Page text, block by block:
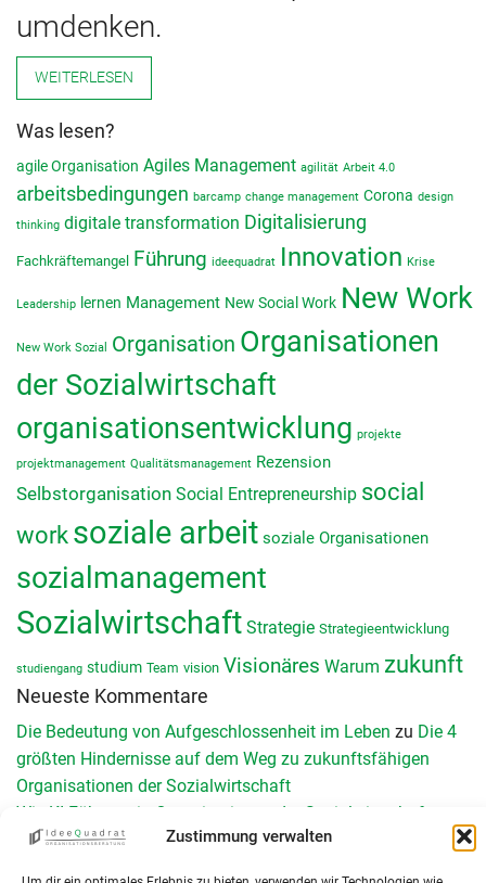
Zustimmung verwalten
umdenken.
WEITERLESEN
Was lesen?
agile Organisation Agiles Management agilität Arbeit 4.0
arbeitsbedingungen barcamp change management Corona design
thinking digitale transformation Digitalisierung
Fachkräftemangel Führung ideequadrat Innovation Krise
Leadership lernen Management New Social Work New Work
New Work Sozial Organisation Organisationen
der Sozialwirtschaft
organisationsentwicklung projekte
projektmanagement Qualitätsmanagement Rezension
Selbstorganisation Social Entrepreneurship social
work soziale arbeit soziale Organisationen
sozialmanagement
Sozialwirtschaft Strategie Strategieentwicklung
studiengang studium Team vision Visionäres Warum zukunft
Neueste Kommentare
Die Bedeutung von Aufgeschlossenheit im Leben zu Die 4
größten Hindernisse auf dem Weg zu zukunftsfähigen
Organisationen der Sozialwirtschaft
Wie KI Führung in Organisationen der Sozialwirtschaft
verändert - Teil II - IdeeQuadratzuWie KI Führung in der